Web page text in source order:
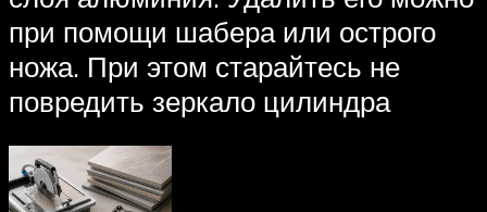
при помощи шабера или острого
ножа. При этом старайтесь не
повредить зеркало цилиндра